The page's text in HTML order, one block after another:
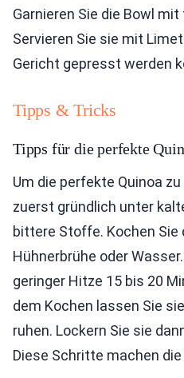
Garnieren Sie die Bowl
Servieren Sie sie mit
Gericht gepresst werden
Tipps & Tricks
Tipps für die perfekte
Um die perfekte Quinoa
zuerst gründlich unter
bittere Stoffe. Kochen Sie
Hühnerbrühe oder
geringer Hitze 15 bis 20
dem Kochen lassen Sie
ruhen. Lockern Sie sie
Diese Schritte machen